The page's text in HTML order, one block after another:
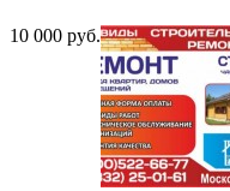
10 000 руб.